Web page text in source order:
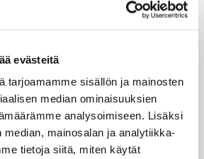
evästeitä
tarjoamamme sisällön ja mainosten
median ominaisuuksien
analysoimiseen. Lisäksi
median, mainosalan ja analytiikka-
tietoja siitä, miten käytät